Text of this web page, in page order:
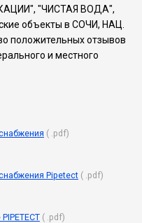
"ЧИСТАЯ ВОДА",
объекты в СОЧИ, НАЦ.
положительных отзывов
и местного
( .pdf)
Pipetect ( .pdf)
( .pdf)